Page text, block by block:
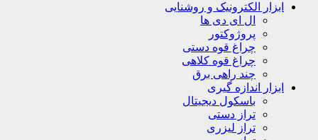
ابزار الکترونیک و روشنایی
ال ای دی ها
پروژوکتور
چراغ قوه دستی
چراغ قوه کلاهی
چند راهی برق
ابزار اندازه گیری
باسکول دیجیتال
تراز دستی
تراز لیزری